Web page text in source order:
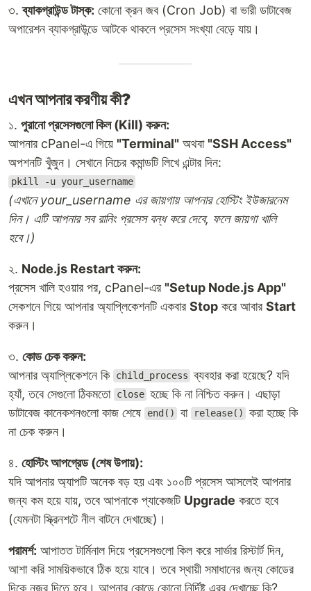
৩.ব্যাকগ্রাউন্ড টাস্ক: কোনো ক্রন জব (Cron Job) বা ভারী ডাটাবেজ
অপারেশন ব্যাকগ্রাউন্ডে আটকে থাকলে প্রসেস সংখ্যা বেড়ে যায়।
এখন আপনার করণীয় কী?
১. পুরানো প্রসেসগুলো কিল (Kill) করুন:
আপনার cPanel-এ গিয়ে "Terminal" অথবা "SSH Access"
অপশনটি খুঁজুন। সেখানে নিচের কমান্ডটি লিখে এন্টার দিন:
pkill -u your_username
(এখানে your_username এর জায়গায় আপনার হোস্টিং ইউজারনেম
দিন। এটি আপনার সব রানিং প্রসেস বন্ধ করে দেবে, ফলে জায়গা খালি
হবে।)
২. Node.js Restart করুন:
প্রসেস খালি হওয়ার পর, cPanel-এর "Setup Node.js App"
সেকশনে গিয়ে আপনার অ্যাপ্লিকেশনটি একবার Stop করে আবার Start
করুন।
৩. কোড চেক করুন:
আপনার অ্যাপ্লিকেশনে কি child_process ব্যবহার করা হয়েছে? যদি
হ্যাঁ, তবে সেগুলো ঠিকমতো close হচ্ছে কি না নিশ্চিত করুন। এছাড়া
ডাটাবেজ কানেকশনগুলো কাজ শেষে
end() বা release()
করা হচ্ছে কি
না চেক করুন।
৪. হোস্টিং আপগ্রেড (শেষ উপায়):
যদি আপনার অ্যাপটি অনেক বড় হয় এবং ১০০টি প্রসেস আসলেই আপনার
জন্য কম হয়ে যায়, তবে আপনাকে প্যাকেজটি Upgrade করতে হবে
(যেমনটা স্ক্রিনশটে নীল বাটনে দেখাচ্ছে)।
পরামর্শ: আপাতত টার্মিনাল দিয়ে প্রসেসগুলো কিল করে সার্ভার রিস্টার্ট দিন,
আশা করি সাময়িকভাবে ঠিক হয়ে যাবে। তবে স্থায়ী সমাধানের জন্য কোডের
দিকে নজর দিতে হবে। আপনার কোডে কোনো নির্দিষ্ট এরর দেখাচ্ছে কি?